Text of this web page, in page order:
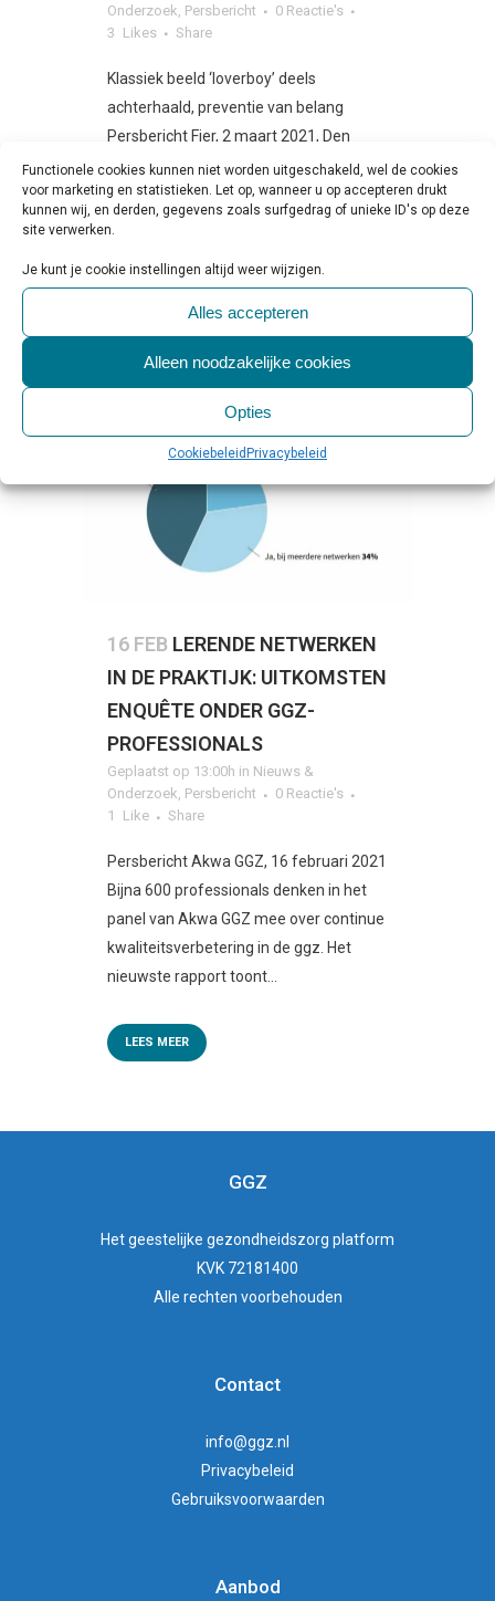
Functionele cookies kunnen niet worden uitgeschakeld, wel de cookies
voor marketing en statistieken. Let op, wanneer u op accepteren drukt
kunnen wij, en derden, gegevens zoals surfgedrag of unieke ID's op deze
site verwerken.
Je kunt je cookie instellingen altijd weer wijzigen.
Alles accepteren
Alleen noodzakelijke cookies
Opties
Cookiebeleid Privacybeleid
Onderzoek Persbericht
0 Reactie's
3 Likes Share
Klassiek beeld ‘loverboy’ deels
achterhaald, preventie van belang
Persbericht Fier, 2 maart 2021, Den
Haag Het klassieke beeld van een
‘loverboy’ die inspeelt op - en misbruik
maakt...
LEES MEER
16 FEB LERENDE NETWERKEN
IN DE PRAKTIJK: UITKOMSTEN
ENQUÊTE ONDER GGZ-
PROFESSIONALS
Geplaatst op 13:00h in Nieuws &
Onderzoek, Persbericht
0 Reactie's
1
Like Share
Persbericht Akwa GGZ, 16 februari 2021
Bijna 600 professionals denken in het
panel van Akwa GGZ mee over continue
kwaliteitsverbetering in de ggz. Het
nieuwste rapport toont...
LEES MEER
GGZ
Hetgeestelijke gezondheidszorg platform
KVK 72181400
Alle rechten voorbehouden
Contact
info@ggz.nl
Privacybeleid
Gebruiksvoorwaarden
Aanbod